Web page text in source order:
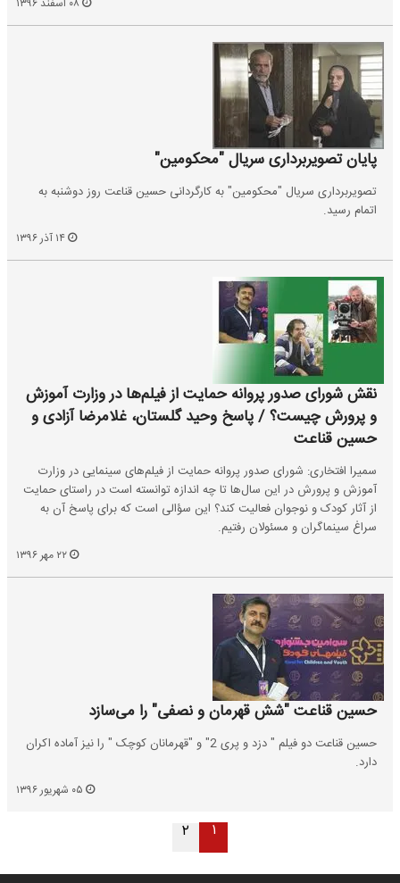
پایان تصویربرداری سریال "محکومین"
تصویربرداری سریال "محکومین" به کارگردانی حسین قناعت روز دوشنبه به
اتمام رسید.
نقش شورای صدور پروانه حمایت از فیلم‌ها در وزارت آموزش‌
و پرورش چیست؟ / پاسخ وحید گلستان، غلامرضا آزادی و
حسین قناعت
سمیرا افتخاری: شورای صدور پروانه حمایت از فیلم‌های سینمایی در وزارت
آموزش و پرورش در این سال‌ها تا چه اندازه توانسته است در راستای حمایت
از آثار کودک و نوجوان فعالیت کند؟ این سؤالی است که برای پاسخ آن به
سراغ سینماگران و مسئولان رفتیم.
حسین قناعت "شش قهرمان و نصفی" را می‌سازد
حسین قناعت دو فیلم " دزد و پری 2" و "قهرمانان کوچک " را نیز آماده اکران
دارد.
۱ ۲